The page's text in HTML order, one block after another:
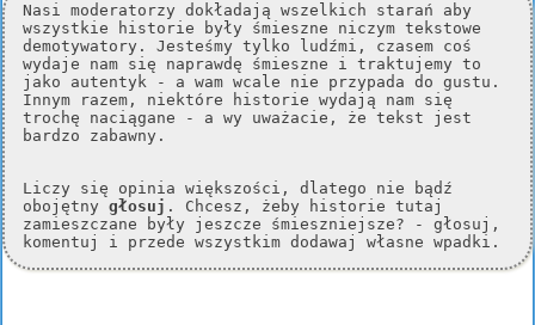
Nasi moderatorzy dokładają wszelkich starań aby
wszystkie historie były śmieszne niczym tekstowe
demotywatory. Jesteśmy tylko ludźmi, czasem coś
wydaje nam się naprawdę śmieszne i traktujemy to
jako autentyk - a wam wcale nie przypada do gustu.
Innym razem, niektóre historie wydają nam się
trochę naciągane - a wy uważacie, że tekst jest
bardzo zabawny.
Liczy się opinia większości, dlatego nie bądź
obojętny głosuj . Chcesz, żeby historie tutaj
zamieszczane były jeszcze śmieszniejsze? - głosuj,
komentuj i przede wszystkim dodawaj własne wpadki.